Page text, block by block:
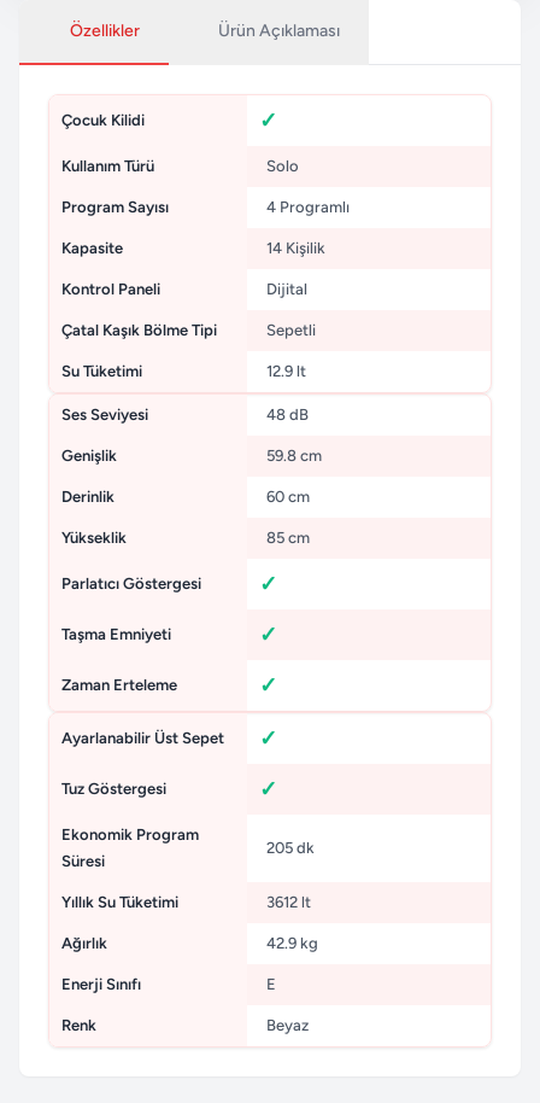
Özellikler Ürün Açıklaması
Çocuk Kilidi
Kullanım Türü Solo
Program Sayısı 4 Programlı
Kapasite 14 Kişilik
Kontrol Paneli Dijital
Çatal Kaşık Bölme Tipi Sepetli
Su Tüketimi 12.9 lt
Ses Seviyesi 48 dB
Genişlik 59.8 cm
Derinlik 60 cm
Yükseklik 85 cm
Parlatıcı Göstergesi
Taşma Emniyeti
Zaman Erteleme
Ayarlanabilir Üst Sepet
Tuz Göstergesi
Ekonomik Program
Süresi
205 dk
Yıllık Su Tüketimi 3612 lt
Ağırlık 42.9 kg
Enerji Sınıfı E
Renk Beyaz